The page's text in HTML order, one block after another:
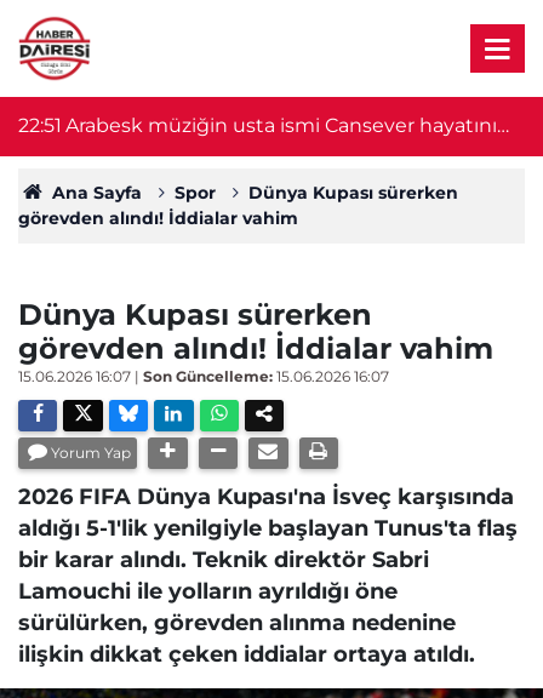
22:51 Arabesk müziğin usta ismi Cansever hayatını
kaybetti
Ana Sayfa Spor
Dünya Kupası sürerken
görevden alındı! İddialar vahim
Dünya Kupası sürerken
görevden alındı! İddialar vahim
15.06.2026 16:07 | Son Güncelleme: 15.06.2026 16:07
Yorum Yap
2026 FIFA Dünya Kupası'na İsveç karşısında
aldığı 5-1'lik yenilgiyle başlayan Tunus'ta flaş
bir karar alındı. Teknik direktör Sabri
Lamouchi ile yolların ayrıldığı öne
sürülürken, görevden alınma nedenine
ilişkin dikkat çeken iddialar ortaya atıldı.